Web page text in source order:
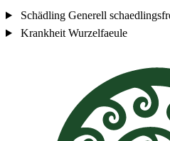
Schädling Generell
Krankheit Wurzelfaeule